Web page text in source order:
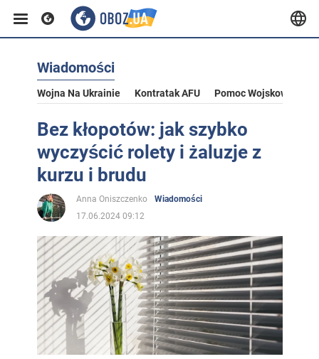
Wiadomości
Wojna Na Ukrainie Kontratak AFU Pomoc Wojskowa Dla
Bez kłopotów: jak szybko
wyczyścić rolety i żaluzje z
kurzu i brudu
Anna Oniszczenko
Wiadomości
17.06.2024 09:12